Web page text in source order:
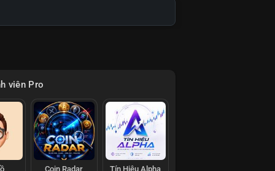
viên Pro
Coin Radar Tín Hiệu Alpha